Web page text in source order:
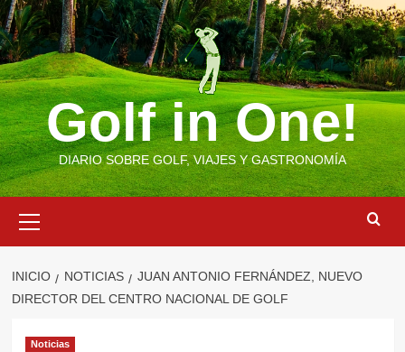
Saltar
al
contenido
Golf in One!
DIARIO SOBRE GOLF, VIAJES Y GASTRONOMÍA
primario
INICIO NOTICIAS
JUAN ANTONIO FERNÁNDEZ, NUEVO
DIRECTOR DEL CENTRO NACIONAL DE GOLF
Noticias